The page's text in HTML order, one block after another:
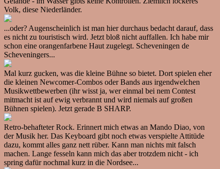
Volk, diese Niederländer.
...oder? Augenscheinlich ist man hier durchaus bedacht darauf, dass
es nicht zu touristisch wird. Jetzt bloß nicht auffallen. Ich habe mir
schon eine orangenfarbene Haut zugelegt. Scheveningen de
Scheveningers...
Mal kurz gucken, was die kleine Bühne so bietet. Dort spielen eher
die kleinen Newcomer-Combos oder Bands aus irgendwelchen
Musikwettbewerben (ihr wisst ja, wer einmal bei nem Contest
mitmacht ist auf ewig verbrannt und wird niemals auf großen
Bühnen spielen). Jetzt gerade B SHARP.
Retro-behafteter Rock. Erinnert mich etwas an Mando Diao, von
der Musik her. Das Keyboard gibt noch etwas verspielte Attitüde
dazu, kommt alles ganz nett rüber. Kann man nichts mit falsch
machen. Lange fesseln kann mich das aber trotzdem nicht - ich
spring dafür nochmal kurz in die Nordsee...